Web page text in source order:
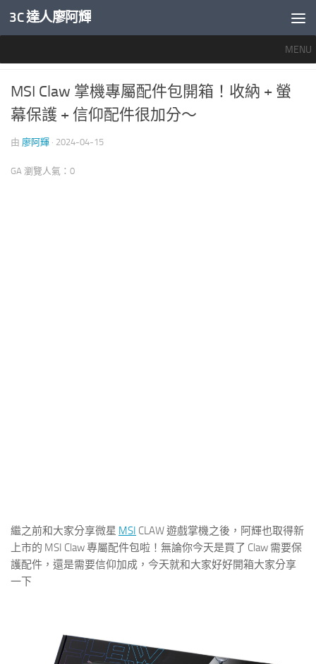
內文下方
3C 達人廖阿輝
MENU
0
MSI Claw 掌機專屬配件包開箱！收納 + 螢
幕保護 + 信仰配件很加分～
由 廖阿輝 · 2024-04-15
GA 瀏覽人氣：0
繼之前和大家分享微星 MSI CLAW 遊戲掌機之後，阿輝也取得新
上市的 MSI Claw 專屬配件包啦！無論你今天是買了 Claw 需要保
護配件，還是需要信仰加成，今天就和大家好好開箱大家分享
一下